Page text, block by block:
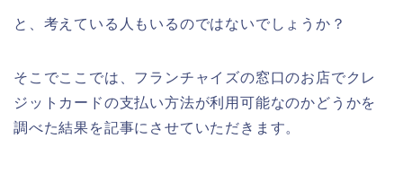
と、考えている人もいるのではないでしょうか？
そこでここでは、フランチャイズの窓口のお店でクレ
ジットカードの支払い方法が利用可能なのかどうかを
調べた結果を記事にさせていただきます。